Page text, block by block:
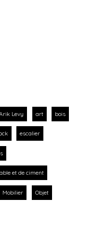
Levy art bois
escalier
et de ciment
Mobilier Objet